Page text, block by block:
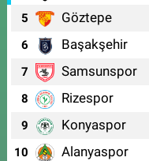
5 Göztepe
6 Başakşehir
7 Samsunspor
8 Rizespor
9 Konyaspor
10 Alanyaspor